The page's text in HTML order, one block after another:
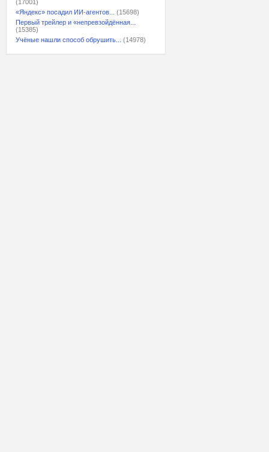
(17001)
«Яндекс» посадил ИИ-агентов...
(15698)
Первый трейлер и «непревзойдённая...
(15385)
Учёные нашли способ обрушить...
(14978)